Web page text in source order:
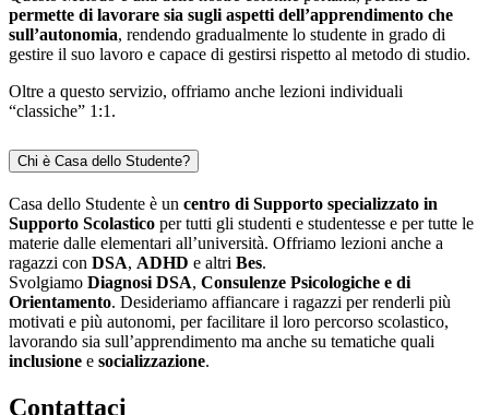
permette di lavorare sia sugli aspetti dell’apprendimento che
sull’autonomia, rendendo gradualmente lo studente in grado di
gestire il suo lavoro e capace di gestirsi rispetto al metodo di studio.
Oltre a questo servizio, offriamo anche lezioni individuali
“classiche” 1:1.
Chi è Casa dello Studente?
Casa dello Studente è un centro di Supporto specializzato in
Supporto Scolastico per tutti gli studenti e studentesse e per tutte le
materie dalle elementari all’università. Offriamo lezioni anche a
ragazzi con DSA, ADHD e altri Bes.
Svolgiamo Diagnosi DSA, Consulenze Psicologiche e di
Orientamento. Desideriamo affiancare i ragazzi per renderli più
motivati e più autonomi, per facilitare il loro percorso scolastico,
lavorando sia sull’apprendimento ma anche su tematiche quali
inclusione e socializzazione.
Contattaci